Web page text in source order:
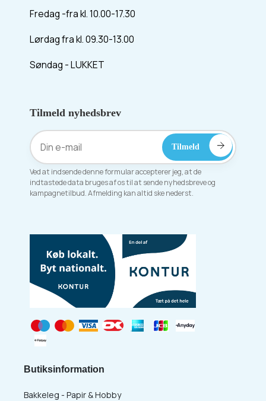
Fredag -fra kl. 10.00-17.30
Lørdag fra kl. 09.30-13.00
Søndag - LUKKET
Tilmeld nyhedsbrev
Ved at indsende denne formular accepterer jeg, at de
indtastede data bruges af os til at sende nyhedsbreve og
kampagnetilbud. Afmelding kan altid ske nederst.
Butiksinformation
Bakkeleg - Papir & Hobby